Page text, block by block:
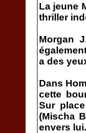
La jeune
thriller
Morgan
a des
Dans
cette
Sur
(Mischa
envers lui.